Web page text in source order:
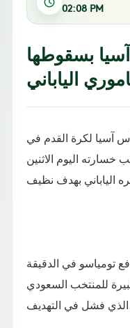
02:08 PM
بسقوطها
الياباني
آسيا لكرة القدم في
خسارته اليوم الاثنين
تومياسو في الدقيقة
للمنتخب السعودي